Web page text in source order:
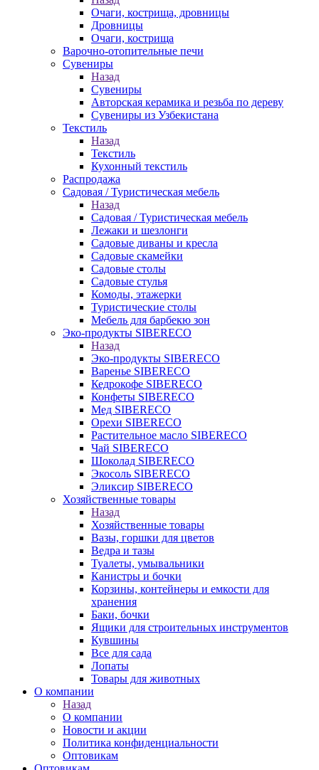
Очаги, кострища, дровницы
Дровницы
Очаги, кострища
Варочно-отопительные печи
Сувениры
Назад
Сувениры
Авторская керамика и резьба по дереву
Сувениры из Узбекистана
Текстиль
Назад
Текстиль
Кухонный текстиль
Распродажа
Садовая / Туристическая мебель
Назад
Садовая / Туристическая мебель
Лежаки и шезлонги
Садовые диваны и кресла
Садовые скамейки
Садовые столы
Садовые стулья
Комоды, этажерки
Туристические столы
Мебель для барбекю зон
Эко-продукты SIBERECO
Назад
Эко-продукты SIBERECO
Варенье SIBERECO
Кедрокофе SIBERECO
Конфеты SIBERECO
Мед SIBERECO
Орехи SIBERECO
Растительное масло SIBERECO
Чай SIBERECO
Шоколад SIBERECO
Экосоль SIBERECO
Эликсир SIBERECO
Хозяйственные товары
Назад
Хозяйственные товары
Вазы, горшки для цветов
Ведра и тазы
Туалеты, умывальники
Канистры и бочки
Корзины, контейнеры и емкости для
хранения
Баки, бочки
Ящики для строительных инструментов
Кувшины
Все для сада
Лопаты
Товары для животных
О компании
Назад
О компании
Новости и акции
Политика конфиденциальности
Оптовикам